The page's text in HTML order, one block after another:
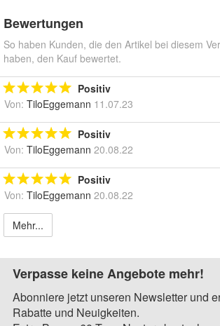
Bewertungen
So haben Kunden, die den Artikel bei diesem
haben, den Kauf bewertet.
Positiv
Von: TiloEggemann 11.07.23
Positiv
Von: TiloEggemann 20.08.22
Positiv
Von: TiloEggemann 20.08.22
Mehr...
Verpasse keine Angebote mehr!
Abonniere jetzt unseren Newsletter und
Rabatte und Neuigkeiten.